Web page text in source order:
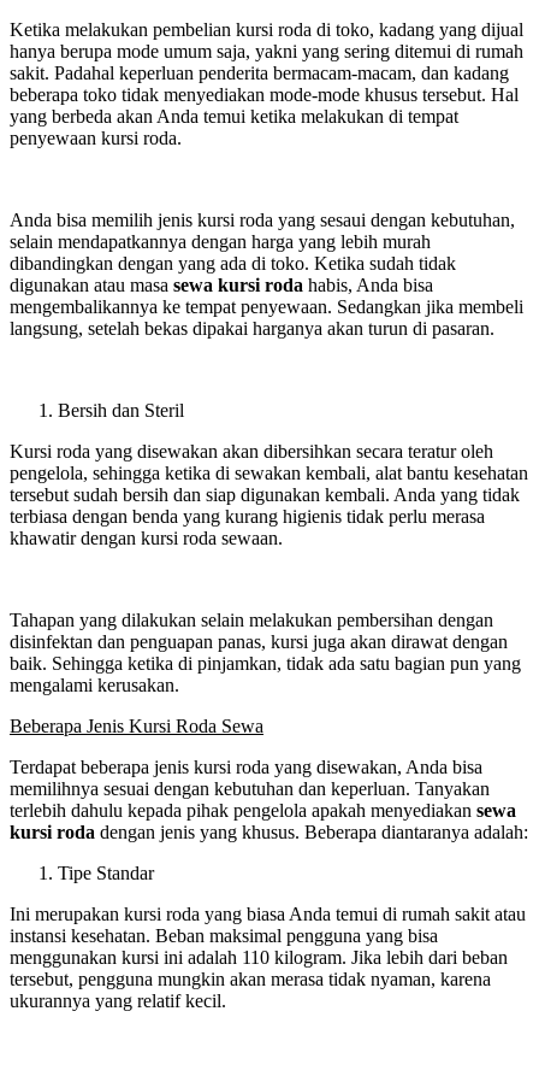
Ketika melakukan pembelian kursi roda di toko, kadang yang dijual
hanya berupa mode umum saja, yakni yang sering ditemui di rumah
sakit. Padahal keperluan penderita bermacam-macam, dan kadang
beberapa toko tidak menyediakan mode-mode khusus tersebut. Hal
yang berbeda akan Anda temui ketika melakukan di tempat
penyewaan kursi roda.
Anda bisa memilih jenis kursi roda yang sesaui dengan kebutuhan,
selain mendapatkannya dengan harga yang lebih murah
dibandingkan dengan yang ada di toko. Ketika sudah tidak
digunakan atau masa sewa kursi roda habis, Anda bisa
mengembalikannya ke tempat penyewaan. Sedangkan jika membeli
langsung, setelah bekas dipakai harganya akan turun di pasaran.
Bersih dan Steril
Kursi roda yang disewakan akan dibersihkan secara teratur oleh
pengelola, sehingga ketika di sewakan kembali, alat bantu kesehatan
tersebut sudah bersih dan siap digunakan kembali. Anda yang tidak
terbiasa dengan benda yang kurang higienis tidak perlu merasa
khawatir dengan kursi roda sewaan.
Tahapan yang dilakukan selain melakukan pembersihan dengan
disinfektan dan penguapan panas, kursi juga akan dirawat dengan
baik. Sehingga ketika di pinjamkan, tidak ada satu bagian pun yang
mengalami kerusakan.
Beberapa Jenis Kursi Roda Sewa
Terdapat beberapa jenis kursi roda yang disewakan, Anda bisa
memilihnya sesuai dengan kebutuhan dan keperluan. Tanyakan
terlebih dahulu kepada pihak pengelola apakah menyediakan sewa
kursi roda dengan jenis yang khusus. Beberapa diantaranya adalah:
Tipe Standar
Ini merupakan kursi roda yang biasa Anda temui di rumah sakit atau
instansi kesehatan. Beban maksimal pengguna yang bisa
menggunakan kursi ini adalah 110 kilogram. Jika lebih dari beban
tersebut, pengguna mungkin akan merasa tidak nyaman, karena
ukurannya yang relatif kecil.